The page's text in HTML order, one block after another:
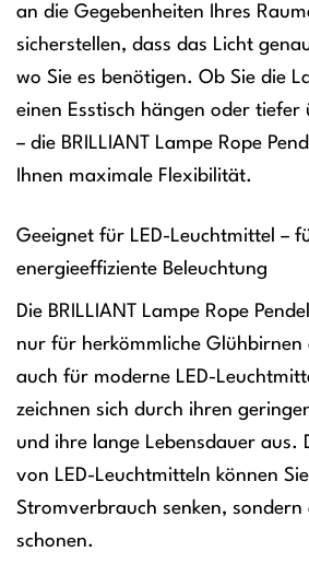
an die Gegebenheiten Ihres
sicherstellen, dass das Licht
wo Sie es benötigen. Ob Sie die
einen Esstisch hängen oder tiefer
– die BRILLIANT Lampe Rope
Ihnen maximale Flexibilität.
Geeignet für LED-Leuchtmittel –
energieeffiziente Beleuchtung
Die BRILLIANT Lampe Rope
nur für herkömmliche Glühbirnen
auch für moderne LED-
zeichnen sich durch ihren
und ihre lange Lebensdauer aus.
von LED-Leuchtmitteln können
Stromverbrauch senken, sondern
schonen.